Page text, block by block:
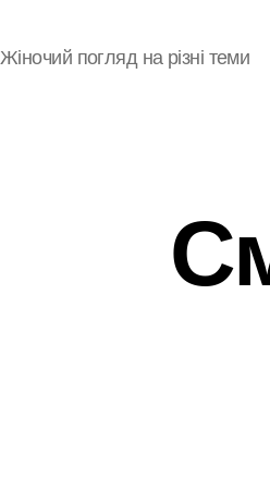
Жіночий погляд на різні теми